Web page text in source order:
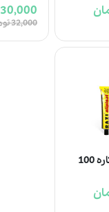
30,000 تومان
32,000 تومان
چسب همه کاره 100